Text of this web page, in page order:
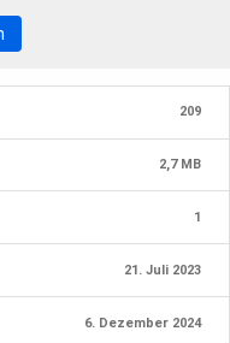
209
2,7 MB
1
21. Juli 2023
6. Dezember 2024